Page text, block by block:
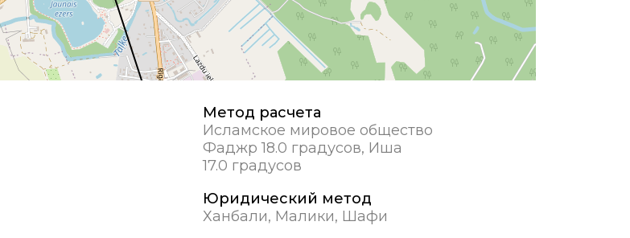
Метод расчета
Исламское мировое общество
Фаджр 18.0 градусов, Иша
17.0 градусов
Юридический метод
Ханбали, Малики, Шафи